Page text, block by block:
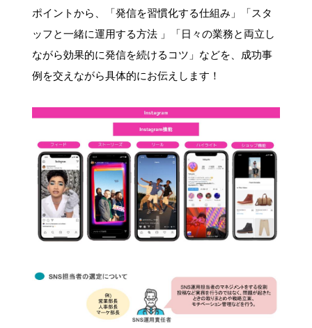
ポイントから、「発信を習慣化する仕組み」「スタ
ッフと一緒に運用する方法 」「日々の業務と両立し
ながら効果的に発信を続けるコツ」などを、成功事
例を交えながら具体的にお伝えします！